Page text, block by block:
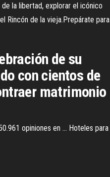
la libertad, explorar el icónico
Rincón de la vieja.Prepárate para
de su
con cientos de
matrimonio
opiniones en ... Hoteles para